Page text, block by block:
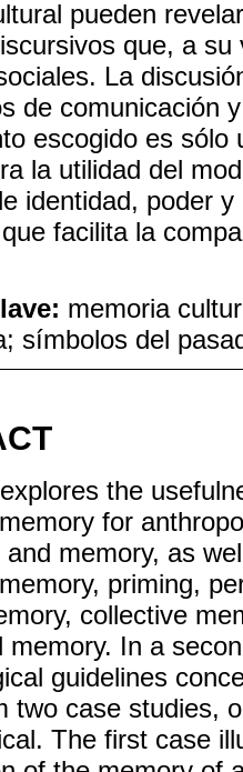
pueden
que, a
La
de comunicación
escogido es
la utilidad del
identidad, poder
facilita la
memoria
símbolos del
the
for
and memory, as
priming,
collective
memory. In a
guidelines
two case studies,
The first case